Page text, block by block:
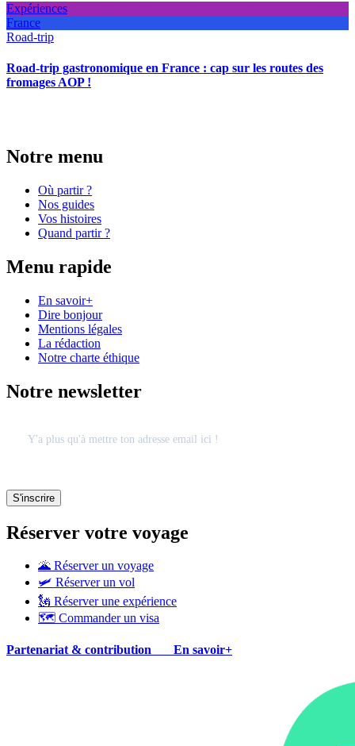
Expériences
France
Road-trip
Road-trip gastronomique en France : cap sur les routes des
fromages AOP !
Notre menu
Où partir ?
Nos guides
Vos histoires
Quand partir ?
Menu rapide
En savoir+
Dire bonjour
Mentions légales
La rédaction
Notre charte éthique
Notre newsletter
Réserver votre voyage
🌋 Réserver un voyage
🛩 Réserver un vol
🗽 Réserver une expérience
🗺 Commander un visa
Partenariat & contribution En savoir+